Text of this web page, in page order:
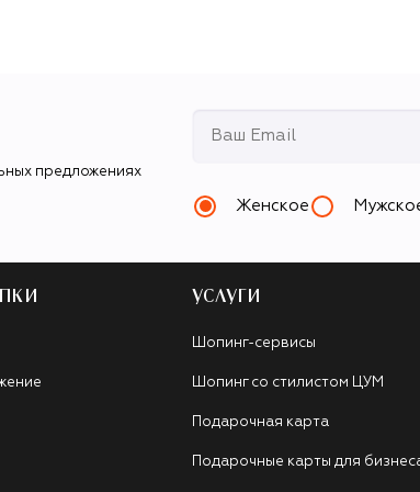
предложениях
Женское
УСЛУГИ
Шопинг-сервисы
Шопинг со стилистом ЦУМ
Подарочная карта
Подарочные карты для